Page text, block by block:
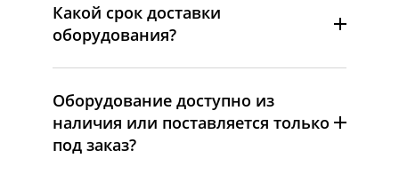
Какой срок доставки
оборудования?
Оборудование доступно из
наличия или поставляется только
под заказ?